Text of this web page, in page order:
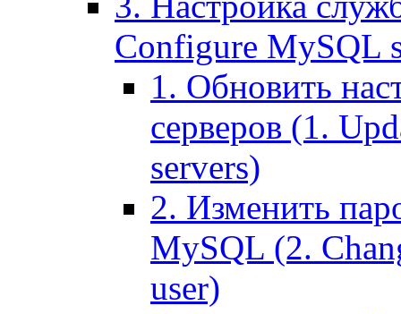
Configure MySQL
1. Обновить
серверов (1.
servers)
2. Изменить
MySQL (2.
user)